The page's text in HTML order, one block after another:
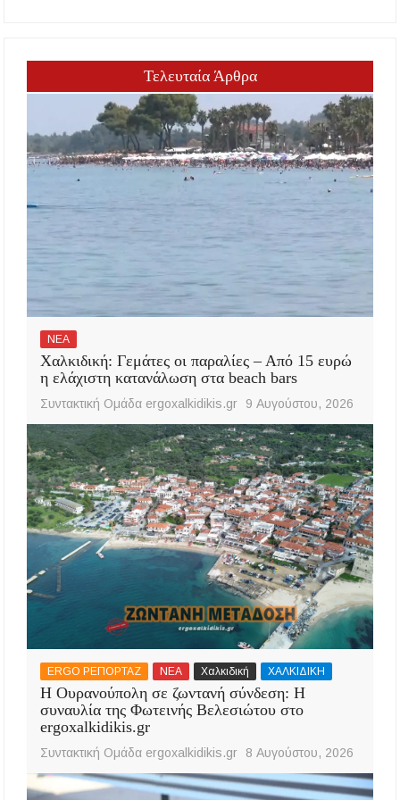
Τελευταία Άρθρα
ΝΕΑ
Χαλκιδική: Γεμάτες οι παραλίες – Από 15 ευρώ
η ελάχιστη κατανάλωση στα beach bars
Συντακτική Ομάδα ergoxalkidikis.gr 9 Αυγούστου, 2026
ERGO ΡΕΠΟΡΤΑΖ ΝΕΑ Χαλκιδική ΧΑΛΚΙΔΙΚΗ
Η Ουρανούπολη σε ζωντανή σύνδεση: Η
συναυλία της Φωτεινής Βελεσιώτου στο
ergoxalkidikis.gr
Συντακτική Ομάδα ergoxalkidikis.gr 8 Αυγούστου, 2026